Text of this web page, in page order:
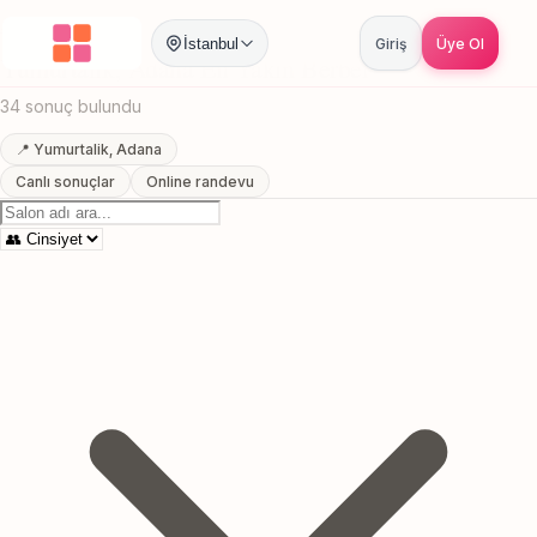
İstanbul Giriş Üye Ol
Anasayfa / Adana Yumurtalik En Yakin Berber
Yumurtalik, Adana En Yakin Berber
34 sonuç bulundu
📍 Yumurtalik, Adana
Canlı sonuçlar
Online randevu